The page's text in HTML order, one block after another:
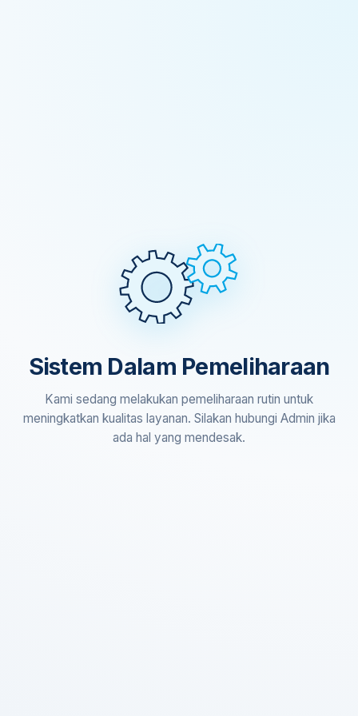
Sistem Dalam Pemeliharaan
Kami sedang melakukan pemeliharaan rutin untuk
meningkatkan kualitas layanan. Silakan hubungi Admin jika
ada hal yang mendesak.